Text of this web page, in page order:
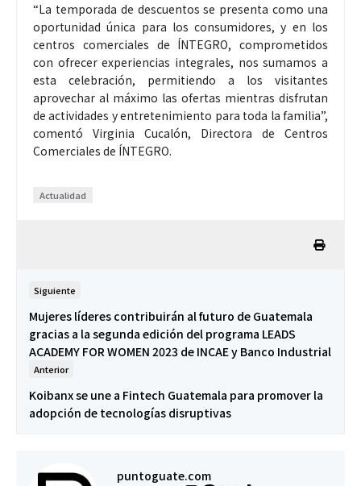
“La temporada de descuentos se presenta como una
oportunidad única para los consumidores, y en los
centros comerciales de ÍNTEGRO, comprometidos
con ofrecer experiencias integrales, nos sumamos a
esta celebración, permitiendo a los visitantes
aprovechar al máximo las ofertas mientras disfrutan
de actividades y entretenimiento para toda la familia”,
comentó Virginia Cucalón, Directora de Centros
Comerciales de ÍNTEGRO.
Actualidad
Siguiente
Mujeres líderes contribuirán al futuro de Guatemala
gracias a la segunda edición del programa LEADS
ACADEMY FOR WOMEN 2023 de INCAE y Banco Industrial
Anterior
Koibanx se une a Fintech Guatemala para promover la
adopción de tecnologías disruptivas
puntoguate.com